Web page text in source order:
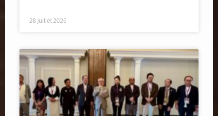
28 juillet 2026